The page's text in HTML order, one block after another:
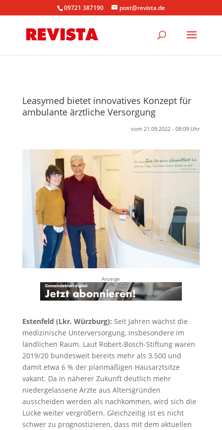
09721 387190 post@revista.de
Leasymed bietet innovatives Konzept für
ambulante ärztliche Versorgung
vom 21.09.2022 - 08:09 Uhr
Anzeige
Estenfeld (Lkr. Würzburg): Seit Jahren wächst die
medizinische Unterversorgung, insbesondere im
ländlichen Raum. Laut Robert-Bosch-Stiftung waren
2019/20 bundesweit bereits mehr als 3.500 und
damit etwa 6 % der planmäßigen Hausarztsitze
vakant. Da in näherer Zukunft deutlich mehr
niedergelassene Ärzte aus Altersgründen
ausscheiden werden als nachkommen, wird sich die
Lücke weiter vergrößern. Gleichzeitig ist es nicht
schwer zu prognostizieren, dass mit dem aktuellen